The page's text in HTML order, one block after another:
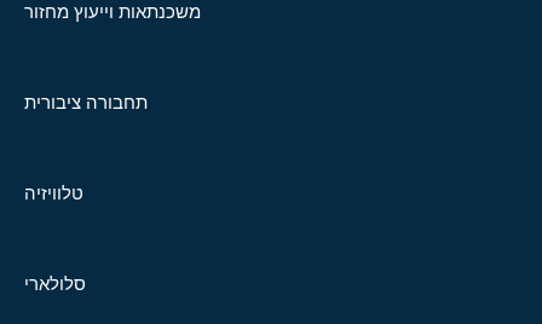
משכנתאות וייעוץ מחזור
תחבורה ציבורית
טלוויזיה
סלולארי